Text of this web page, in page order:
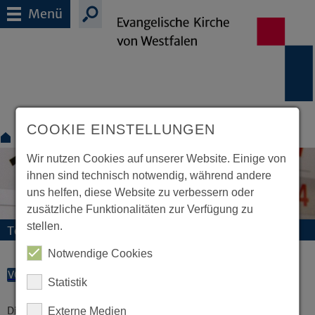
Menü
Termine
Termine und Veranstaltungen
VORLESEN
Diese Veranstaltung existiert nicht.
COOKIE EINSTELLUNGEN
Wir nutzen Cookies auf unserer Website. Einige von
ihnen sind technisch notwendig, während andere
uns helfen, diese Website zu verbessern oder
zusätzliche Funktionalitäten zur Verfügung zu
stellen.
Notwendige Cookies
Statistik
Externe Medien